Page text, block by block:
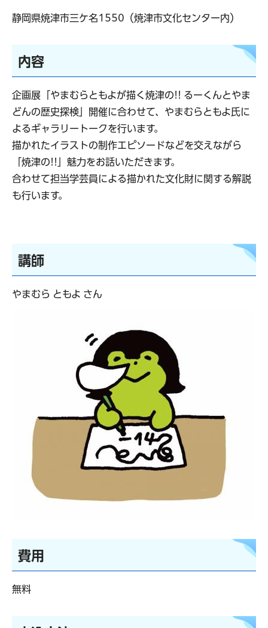
静岡県焼津市三ケ名1550（焼津市文化センター内）
内容
企画展「やまむらともよが描く焼津の!! るーくんとやま
どんの歴史探検」開催に合わせて、やまむらともよ氏に
よるギャラリートークを行います。
描かれたイラストの制作エピソードなどを交えながら
「焼津の!!」魅力をお話いただきます。
合わせて担当学芸員による描かれた文化財に関する解説
も行います。
講師
やまむら ともよ さん
費用
無料